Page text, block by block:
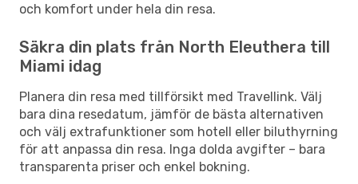
och komfort under hela din resa.
Säkra din plats från North Eleuthera till
Miami idag
Planera din resa med tillförsikt med Travellink. Välj
bara dina resedatum, jämför de bästa alternativen
och välj extrafunktioner som hotell eller biluthyrning
för att anpassa din resa. Inga dolda avgifter – bara
transparenta priser och enkel bokning.